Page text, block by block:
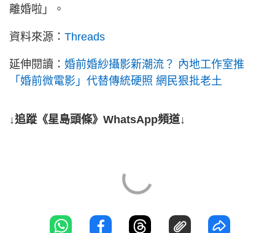
離婚啦」。
資料來源： Threads
延伸閱讀： 婚前婚紗攝影新潮流？ 內地工作室推
「婚前微電影」代替傳統硬照 網民狠批老土
↓追蹤《星島頭條》WhatsApp頻道↓